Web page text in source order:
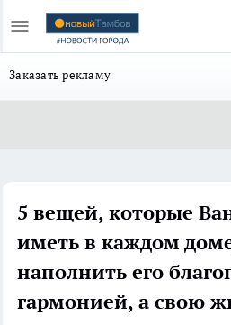
Заказать рекламу
5 вещей, которые
иметь в каждом
наполнить его
гармонией, а свою